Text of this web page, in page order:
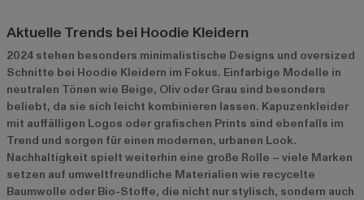
Aktuelle Trends bei Hoodie Kleidern
2024 stehen besonders minimalistische Designs und oversized
Schnitte bei Hoodie Kleidern im Fokus. Einfarbige Modelle in
neutralen Tönen wie Beige, Oliv oder Grau sind besonders
beliebt, da sie sich leicht kombinieren lassen. Kapuzenkleider
mit auffälligen Logos oder grafischen Prints sind ebenfalls im
Trend und sorgen für einen modernen, urbanen Look.
Nachhaltigkeit spielt weiterhin eine große Rolle – viele Marken
setzen auf umweltfreundliche Materialien wie recycelte
Baumwolle oder Bio-Stoffe, die nicht nur stylisch, sondern auch